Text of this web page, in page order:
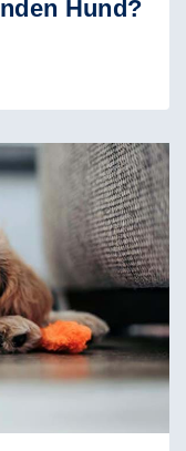
Hund?